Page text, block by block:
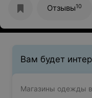
работы кассира.
основном на полосе
Отзывы10
Вам будет
Магазины одежды